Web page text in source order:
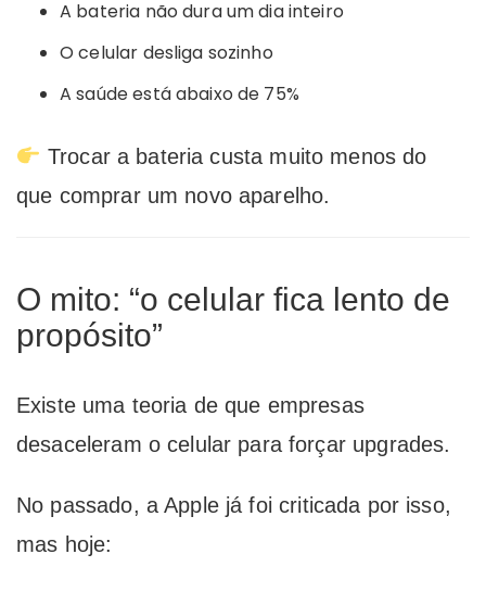
A bateria não dura um dia inteiro
O celular desliga sozinho
A saúde está abaixo de 75%
Trocar a bateria custa muito menos do
que comprar um novo aparelho.
O mito: “o celular fica lento de
propósito”
Existe uma teoria de que empresas
desaceleram o celular para forçar upgrades.
No passado, aApplejá foi criticada por isso,
mas hoje: